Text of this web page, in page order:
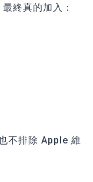
終真的加入：
不排除 Apple 維